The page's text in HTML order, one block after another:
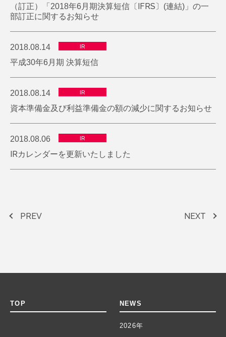
（訂正）「2018年6月期決算短信〔IFRS〕(連結)」の一
部訂正に関するお知らせ
2018.08.14 IR
平成30年6月期 決算短信
2018.08.14 IR
資本準備金及び利益準備金の額の減少に関するお知らせ
2018.08.06 IR
IRカレンダーを更新いたしました
PREV NEXT
TOP NEWS
2026年